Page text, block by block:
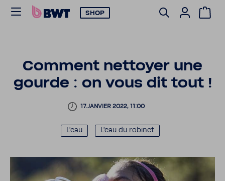
SHOP
Comment nettoyer une
gourde : on vous dit tout !
17.JANVIER 2022, 11:00
L'eau L'eau du robinet